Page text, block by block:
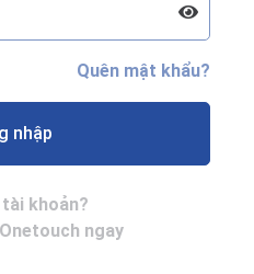
Quên mật khẩu?
nhập
khoản?
ngay